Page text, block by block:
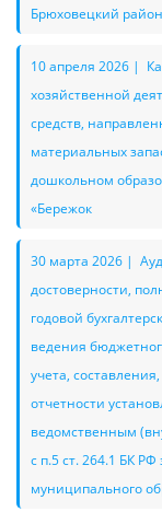
Брюховецкий район
10 апреля 2026 |
хозяйственной
средств,
материальных
дошкольном
«Бережок
30 марта 2026 |
достоверности,
годовой
ведения
учета,
отчетности
ведомственным
с п.5 ст. 264.1 БК
муниципального